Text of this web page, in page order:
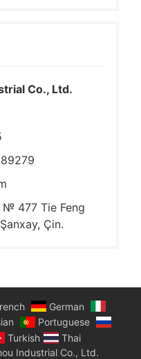
Co., Ltd.
477 Tie Feng
Çin.
German
Portuguese
Turkish
Thai
Industrial Co., Ltd.